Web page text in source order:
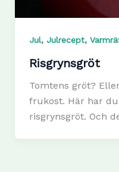
Jul, Julrecept,
Risgrynsgröt
Tomtens gröt?
frukost. Här har
risgrynsgröt. Och